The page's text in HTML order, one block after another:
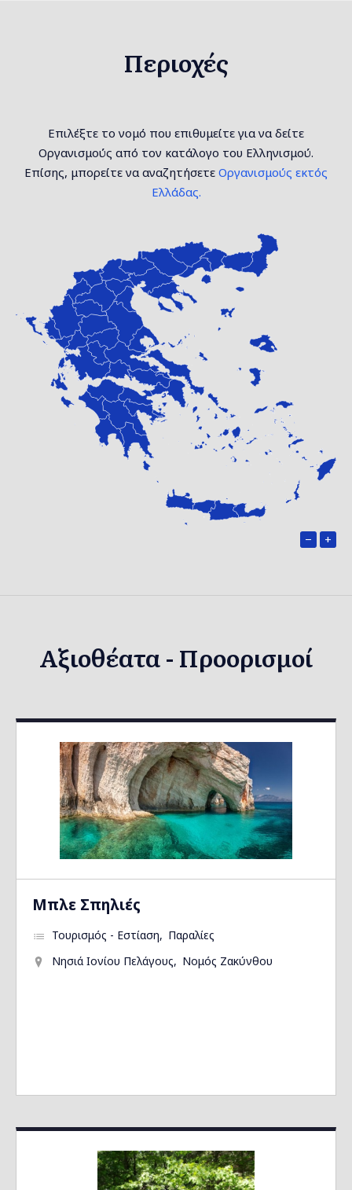
Περιοχές
Επιλέξτε το νομό που επιθυμείτε για να δείτε
Οργανισμούς από τον κατάλογο του Ελληνισμού.
Επίσης, μπορείτε να αναζητήσετε Οργανισμούς εκτός
Ελλάδας.
+
−
Αξιοθέατα - Προορισμοί
Μπλε Σπηλιές
Τουρισμός - Εστίαση
Παραλίες
Νησιά Ιονίου Πελάγους
Νομός Ζακύνθου